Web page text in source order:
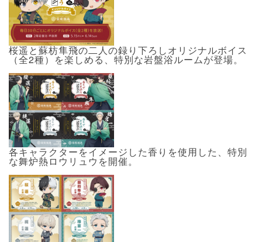
桜遥と蘇枋隼飛の二人の録り下ろしオリジナルボイス
（全2種）を楽しめる、特別な岩盤浴ルームが登場。
各キャラクターをイメージした香りを使用した、特別
な舞炉熱ロウリュウを開催。